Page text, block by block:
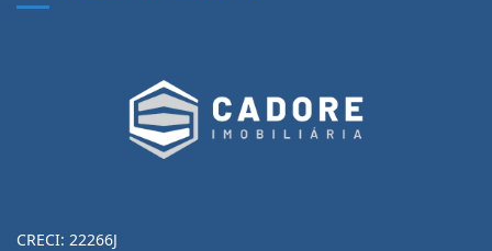
CRECI: 22266J